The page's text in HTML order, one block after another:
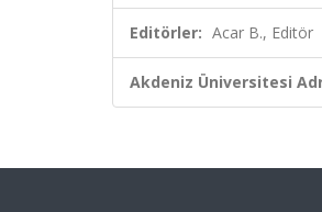
Editörler: Acar B., Editör
Akdeniz Üniversitesi